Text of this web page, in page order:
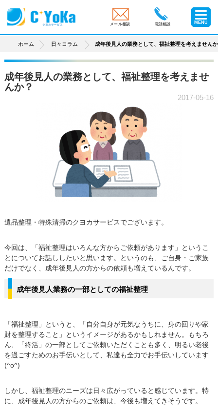
メール相談 電話相談 MENU
ホーム 日々コラム 成年後見人の業務として、福祉整理を考えません
成年後見人の業務として、福祉整理を考えませ
んか？
2017-05-16
遺品整理・特殊清掃のクヨカサービスでございます。
今回は、「福祉整理はいろんな方からご依頼があります」というこ
とについてお話ししたいと思います。というのも、ご自身・ご家族
だけでなく、成年後見人の方からの依頼も増えているんです。
成年後見人業務の一部としての福祉整理
「福祉整理」というと、「自分自身が元気なうちに、身の回りや家
財を整理すること」というイメージがあるかもしれません。もちろ
ん、「終活」の一部としてご依頼いただくことも多く、明るい老後
を過ごすためのお手伝いとして、私達も全力でお手伝いしています
(^o^)
しかし、福祉整理のニーズは日々広がっていると感じています。特
に、成年後見人の方からのご依頼は、今後も増えてきそうです。